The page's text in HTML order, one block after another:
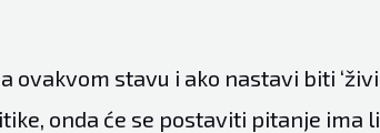
ovakvom stavu i ako nastavi biti ‘živi
onda će se postaviti pitanje ima li